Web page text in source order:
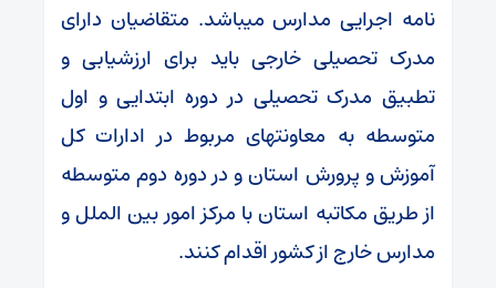
نامه اجرایی مدارس میباشد. متقاضیان دارای
مدرک تحصیلی خارجی باید برای ارزشیابی و
تطبیق مدرک تحصیلی در دوره ابتدایی و اول
متوسطه به معاونتهای مربوط در ادارات کل
آموزش و پرورش استان و در دوره دوم متوسطه
از طریق مکاتبه استان با مرکز امور بین الملل و
مدارس خارج از کشور اقدام کنند.